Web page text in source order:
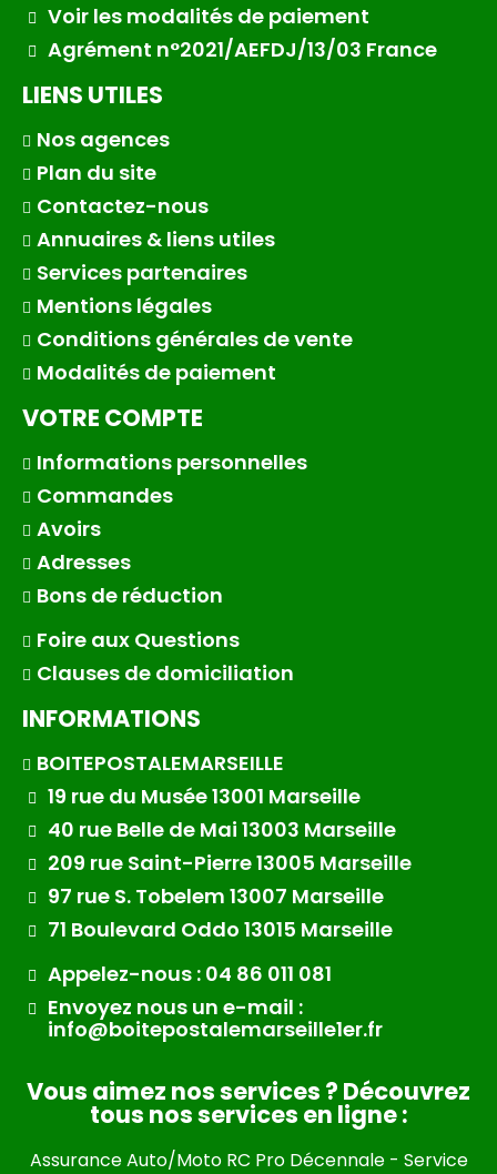
Voir les modalités de paiement
Agrément n°2021/AEFDJ/13/03 France
LIENS UTILES
Nos agences
Plan du site
Contactez-nous
Annuaires & liens utiles
Services partenaires
Mentions légales
Conditions générales de vente
Modalités de paiement
VOTRE COMPTE
Informations personnelles
Commandes
Avoirs
Adresses
Bons de réduction
Foire aux Questions
Clauses de domiciliation
INFORMATIONS
BOITEPOSTALEMARSEILLE
19 rue du Musée 13001 Marseille
40 rue Belle de Mai 13003 Marseille
209 rue Saint-Pierre 13005 Marseille
97 rue S. Tobelem 13007 Marseille
71 Boulevard Oddo 13015 Marseille
Appelez-nous : 04 86 011 081
Envoyez nous un e-mail :
info@boitepostalemarseille1er.fr
Vous aimez nos services ? Découvrez
tous nos services en ligne :
Assurance Auto/Moto RC Pro Décennale- Service